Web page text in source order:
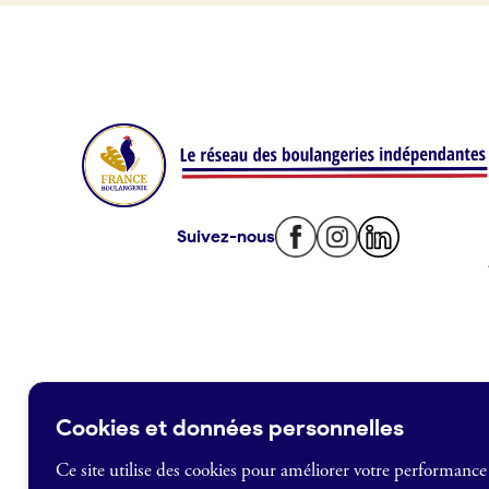
Offres d’emploi
Je suis fournisseur
Suivez-nous
Cookies et données personnelles
Ce site utilise des cookies pour améliorer votre performance